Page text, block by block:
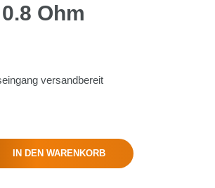
Ohm
versandbereit
IN DEN WARENKORB